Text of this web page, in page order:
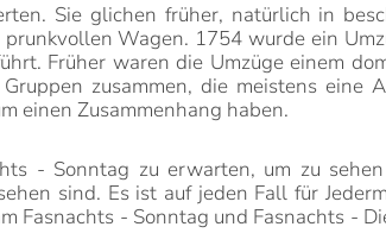
Sie glichen früher, natürlich in
Wagen. 1754 wurde ein
Früher waren die Umzüge einem
zusammen, die meistens eine
einen Zusammenhang haben.
- Sonntag zu erwarten, um zu
sind. Es ist auf jeden Fall für
Fasnachts - Sonntag und Fasnachts -